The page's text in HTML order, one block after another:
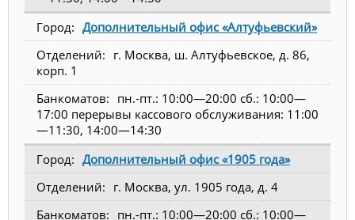
Дополнительный офис «Алтуфьевский»
г. Москва, ш. Алтуфьевское, д. 86,
корп. 1
пн.-пт.: 10:00—20:00 сб.: 10:00—
17:00 перерывы кассового обслуживания: 11:00
—11:30, 14:00—14:30
Дополнительный офис «1905 года»
г. Москва, ул. 1905 года, д. 4
пн.-пт.: 10:00—20:00 сб.: 10:00—